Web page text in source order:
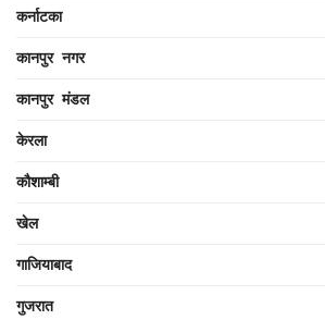
कर्नाटका
कानपुर नगर
कानपुर मंडल
केरला
कौशाम्बी
खेल
गाजियाबाद
गुजरात